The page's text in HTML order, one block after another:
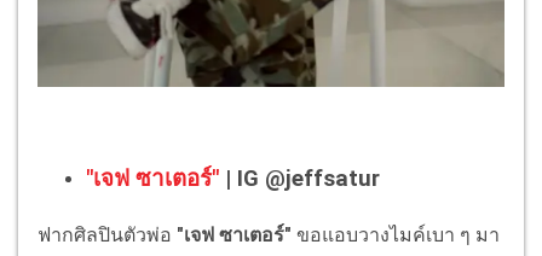
"เจฟ ซาเตอร์" | IG @jeffsatur
ฟากศิลปินตัวพ่อ "เจฟ ซาเตอร์" ขอแอบวางไมค์เบา ๆ มา